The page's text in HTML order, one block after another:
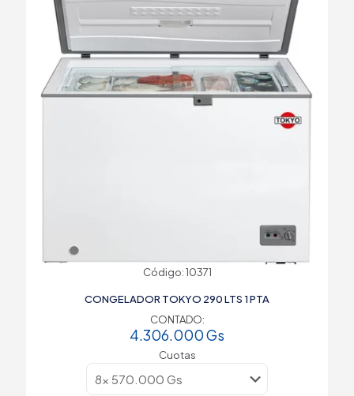
Código: 10371
CONGELADOR TOKYO 290 LTS 1 PTA
CONTADO:
4.306.000Gs
Cuotas